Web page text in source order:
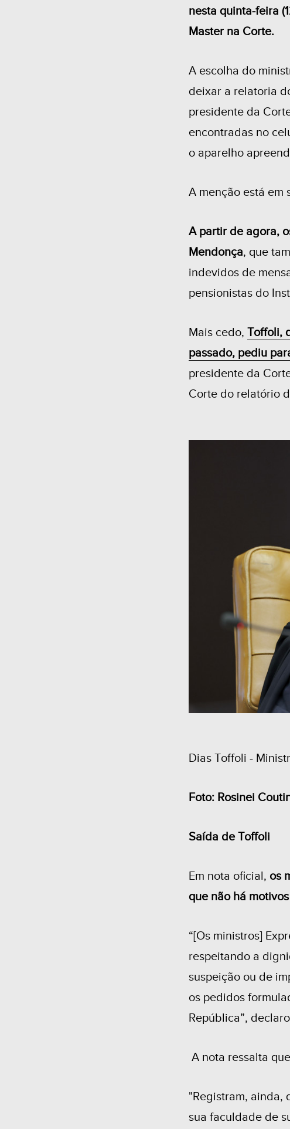
nesta quinta-feira
Master na Corte.
A escolha do
deixar a relatoria
presidente da
encontradas no
o aparelho
A menção está em
A partir de agora,
Mendonça, que
indevidos de
pensionistas do
Mais cedo, Toffoli,
passado, pediu
presidente da
Corte do relatório
Dias Toffoli -
Foto: Rosinei
Saída de Toffoli
Em nota oficial, os
que não há
“[Os ministros]
respeitando a
suspeição ou de
os pedidos
República”,
A nota ressalta
"Registram, ainda,
sua faculdade de